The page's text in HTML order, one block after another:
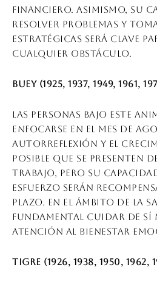
financiero. Asimismo, su
resolver problemas y
estratégicas será clave
cualquier obstáculo.
Buey (1925, 1937, 1949, 1961,
Las personas bajo este
enfocarse en el mes de
autorreflexión y el
posible que se presenten
trabajo, pero su
esfuerzo serán
plazo. En el ámbito de la
fundamental cuidar de sí
atención al bienestar
Tigre (1926, 1938, 1950, 1962,